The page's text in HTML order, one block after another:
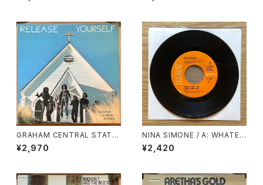
GRAHAM CENTRAL STATIO
N / RELEASE YOURSELF
¥2,970
NINA SIMONE / A: WHATEV
ER I AM (YOU MADE ME) /
B: WHY MUST YOUR LOVE
¥2,420